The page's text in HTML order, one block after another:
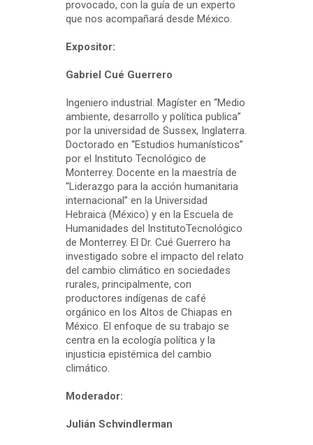
provocado, con la guía de un experto
que nos acompañará desde México.
Expositor:
Gabriel Cué Guerrero
Ingeniero industrial. Magíster en “Medio
ambiente, desarrollo y política publica”
por la universidad de Sussex, Inglaterra.
Doctorado en “Estudios humanísticos”
por el Instituto Tecnológico de
Monterrey. Docente en la maestría de
“Liderazgo para la acción humanitaria
internacional” en la Universidad
Hebraica (México) y en la Escuela de
Humanidades del InstitutoTecnológico
de Monterrey. El Dr. Cué Guerrero ha
investigado sobre el impacto del relato
del cambio climático en sociedades
rurales, principalmente, con
productores indígenas de café
orgánico en los Altos de Chiapas en
México. El enfoque de su trabajo se
centra en la ecología política y la
injusticia epistémica del cambio
climático.
Moderador:
Julián Schvindlerman